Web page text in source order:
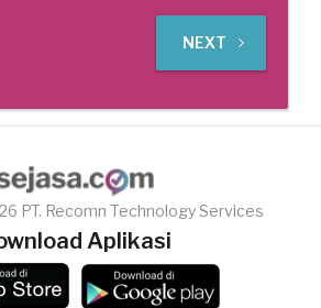
NEXT
PT. Recomn Technology Services
Aplikasi